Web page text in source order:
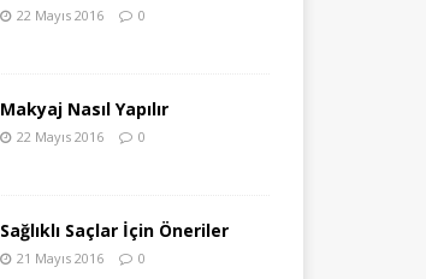
22 Mayıs 2016 0
Makyaj Nasıl Yapılır
22 Mayıs 2016 0
Sağlıklı Saçlar İçin Öneriler
21 Mayıs 2016 0